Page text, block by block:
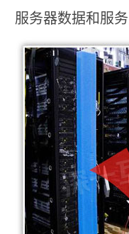
服务器数据和服